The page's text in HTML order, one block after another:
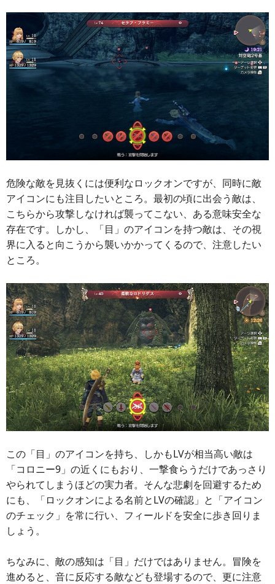
危険な敵を見抜くには便利なロックオンですが、同時に敵
アイコンにも注目したいところ。最初の頃に出会う敵は、
こちらから攻撃しなければ襲ってこない、ある意味安全な
存在です。しかし、「目」のアイコンを持つ敵は、その視
界に入ると向こうから襲いかかってくるので、注意したい
ところ。
この「目」のアイコンを持ち、しかもLVが相当高い敵は
「コロニー9」の近くにもおり、一撃食らうだけであっさり
やられてしまうほどの実力者。そんな悲劇を回避するため
にも、「ロックオンによる名前とLVの確認」と「アイコン
のチェック」を常に行い、フィールドを安全に歩き回りま
しょう。
ちなみに、敵の感知は「目」だけではありません。冒険を
進めると、音に反応する敵なども登場するので、更に注意